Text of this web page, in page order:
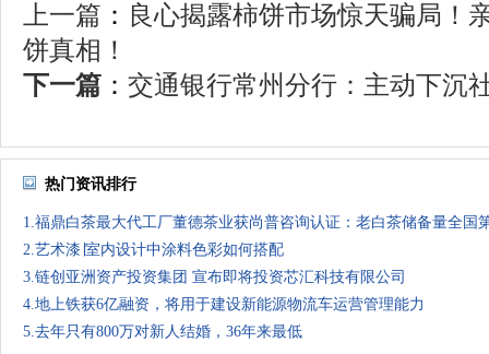
上一篇 ： 良心揭露柿饼市场惊天骗局！
饼真相！
下一篇 ： 交通银行常州分行：主动下沉
热门资讯排行
1.福鼎白茶最大代工厂董德茶业获尚普咨询认证：老白茶储备量全国
2.艺术漆∣室内设计中涂料色彩如何搭配
3.链创亚洲资产投资集团 宣布即将投资芯汇科技有限公司
4.地上铁获6亿融资，将用于建设新能源物流车运营管理能力
5.去年只有800万对新人结婚，36年来最低